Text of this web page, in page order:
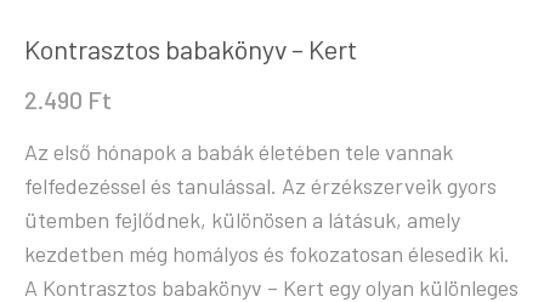
Kontrasztos babakönyv – Kert
2.490 Ft
Az első hónapok a babák életében tele vannak
felfedezéssel és tanulással. Az érzékszerveik gyors
ütemben fejlődnek, különösen a látásuk, amely
kezdetben még homályos és fokozatosan élesedik ki.
A Kontrasztos babakönyv – Kert egy olyan különleges